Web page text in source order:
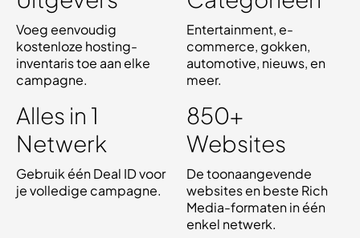
Voeg eenvoudig
kostenloze hosting-
inventaris toe aan elke
campagne.
Entertainment, e-
commerce, gokken,
automotive, nieuws, en
meer.
Alles in 1
Netwerk
Gebruik één Deal ID voor
je volledige campagne.
850+
Websites
De toonaangevende
websites en beste Rich
Media-formaten in één
enkel netwerk.